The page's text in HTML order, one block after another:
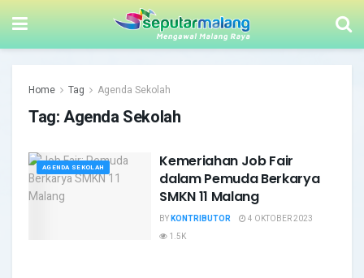
Home Tag Agenda Sekolah
Tag:Agenda Sekolah
AGENDA SEKOLAH
Kemeriahan Job Fair
dalam Pemuda Berkarya
SMKN 11 Malang
BYKONTRIBUTOR
4 OKTOBER 2023
1.5K